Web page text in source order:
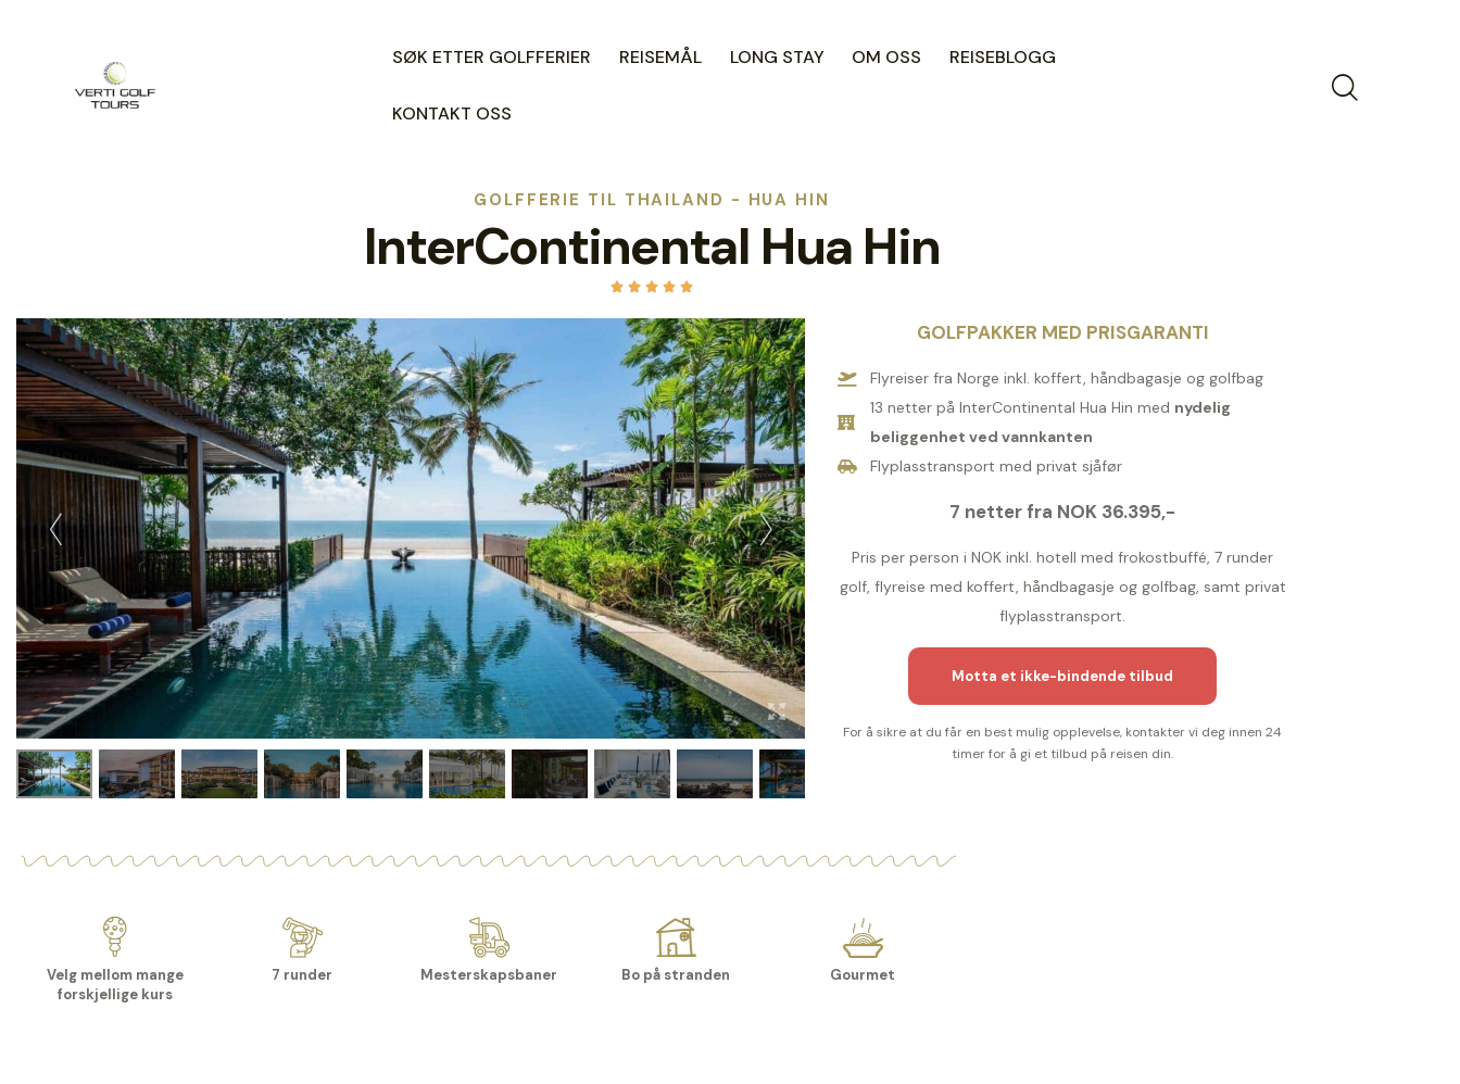
SØK ETTER GOLFFERIER REISEMÅL LONG STAY OM OSS REISEBLOGG
KONTAKT OSS
GOLFFERIE TIL THAILAND - HUA HIN
InterContinental Hua Hin
    
GOLFPAKKER MED PRISGARANTI
Flyreiser fra Norge inkl. koffert, håndbagasje og golfbag
13 netter på InterContinental Hua Hin med nydelig
beliggenhet ved vannkanten
Flyplasstransport med privat sjåfør
7 netter fra NOK 36.395,-
Pris per person i NOK inkl. hotell med frokostbuffé, 7 runder
golf, flyreise med koffert, håndbagasje og golfbag, samt privat
flyplasstransport.
Motta et ikke-bindende tilbud
For å sikre at du får en best mulig opplevelse, kontakter vi deg innen 24
timer for å gi et tilbud på reisen din.
Velg mellom mange
forskjellige kurs
7 runder Mesterskapsbaner Bo på stranden Gourmet